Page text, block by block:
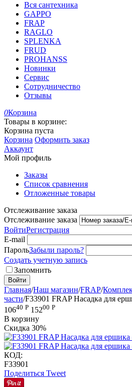
Вся сантехника
GAPPO
FRAP
RAGLO
SPLENKA
FRUD
PROHANSS
Новинки
Сервис
Сотрудничество
Отзывы
0Корзина
Товары в корзине:
Корзина пуста
Корзина Оформить заказ
Аккаунт
Мой профиль
Заказы
Список сравнения
Отложенные товары
Отслеживание заказа
Отслеживание заказа
ВойтиРегистрация
E-mail
ПарольЗабыли пароль?
Создать учетную запись
Запомнить
Войти
Главная/Наш магазин/FRAP/
части/F33901 FRAP Насадка для
10640 Р 15200 Р
В корзину
Скидка 30%
КОД:
F33901
Поделиться Tweet